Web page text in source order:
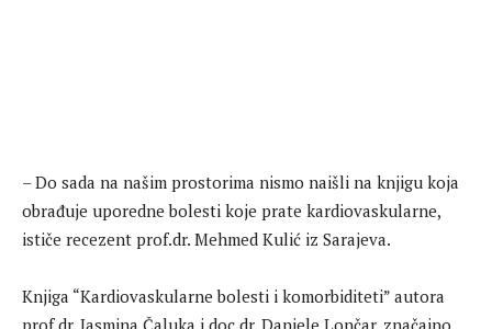
– Do sada na našim prostorima nismo naišli na knjigu koja
obrađuje uporedne bolesti koje prate kardiovaskularne,
ističe recezent prof.dr. Mehmed Kulić iz Sarajeva.
Knjiga “Kardiovaskularne bolesti i komorbiditeti” autora
prof.dr. Jasmina Čaluka i doc.dr. Daniele Lončar, značajno